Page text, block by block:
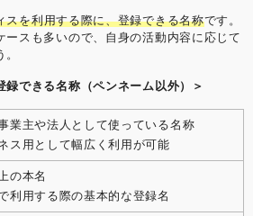
スを利用する際に、登録できる名称です。
ースも多いので、自身の活動内容に応じて
録できる名称（ペンネーム以外）＞
業主や法人として使っている名称
ス用として幅広く利用が可能
の本名
利用する際の基本的な登録名